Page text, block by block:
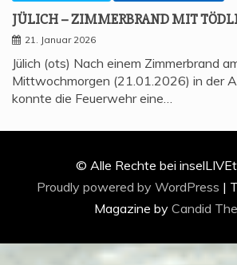
JÜLICH – ZIM­MER­BRAND MIT
21. Januar 2026
Jülich (ots) Nach einem Zimmerbrand
Mittwochmorgen (21.01.2026) in der
konnte die Feuerwehr eine…
© Alle Rechte bei
Proudly powered by WordPress |
Magazine by Candid